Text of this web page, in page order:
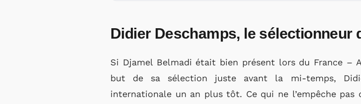
Didier Deschamps, le sélectionneur
Si Djamel Belmadi était bien présent lors du France –
but de sa sélection juste avant la mi-temps,
internationale un an plus tôt. Ce qui ne l’empêche pas